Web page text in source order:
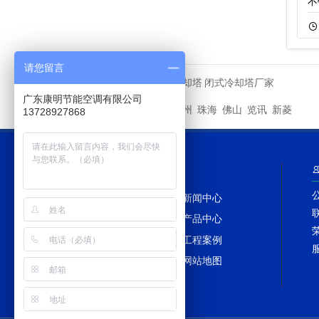
友情链接 马利冷却塔 闭式冷却塔厂家
广州 珠海 佛山 览讯 新菱
网站首页
新闻中心
冷却塔百科
产品中心
冷却塔配件
工程案例
冷却塔维修
网站地图
请您留言
广东康明节能空调有限公司
13728927868